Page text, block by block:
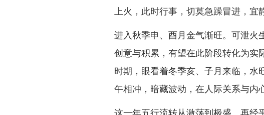
上火，此时行事，切莫急躁冒进，宜
进入秋季申、酉月金气渐旺。可泄火
创意与积累，有望在此阶段转化为
时期，眼看着冬季亥、子月来临，
午相冲，暗藏波动，在人际关系与内
这一年五行流转从激荡到极盛。再